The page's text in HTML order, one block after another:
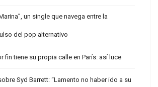
un single que navega entre la
del pop alternativo
fin tiene su propia calle en París: así luce
Syd Barrett: “Lamento no haber ido a su